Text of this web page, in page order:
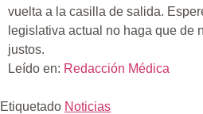
vuelta a la casilla de salida.
legislativa actual no haga que de
justos.
Leído en: Redacción Médica
Etiquetado Noticias